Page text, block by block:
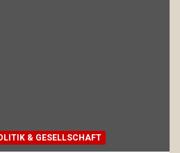
& GESELLSCHAFT